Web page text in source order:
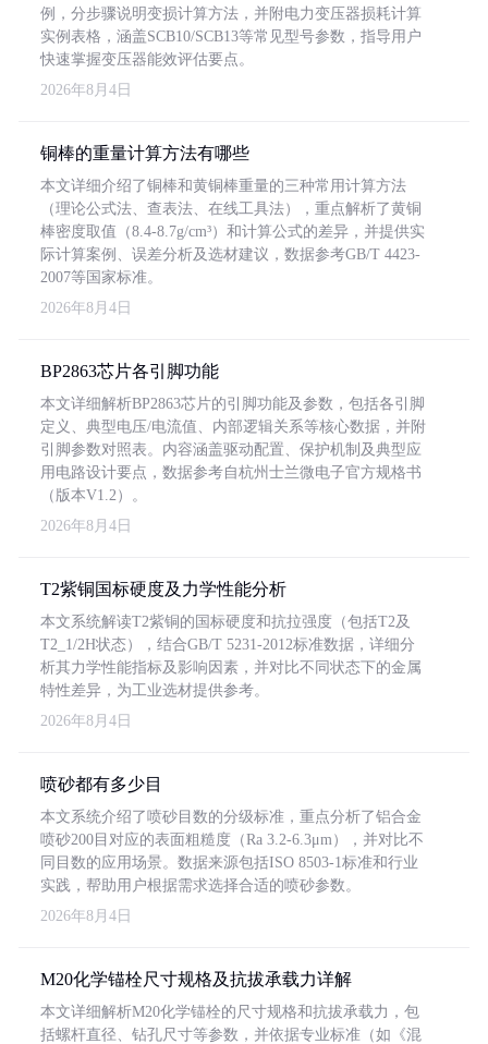
例，分步骤说明变损计算方法，并附电力变压器损耗计算
实例表格，涵盖SCB10/SCB13等常见型号参数，指导用户
快速掌握变压器能效评估要点。
2026年8月4日
铜棒的重量计算方法有哪些
本文详细介绍了铜棒和黄铜棒重量的三种常用计算方法
（理论公式法、查表法、在线工具法），重点解析了黄铜
棒密度取值（8.4-8.7g/cm³）和计算公式的差异，并提供实
际计算案例、误差分析及选材建议，数据参考GB/T 4423-
2007等国家标准。
2026年8月4日
BP2863芯片各引脚功能
本文详细解析BP2863芯片的引脚功能及参数，包括各引脚
定义、典型电压/电流值、内部逻辑关系等核心数据，并附
引脚参数对照表。内容涵盖驱动配置、保护机制及典型应
用电路设计要点，数据参考自杭州士兰微电子官方规格书
（版本V1.2）。
2026年8月4日
T2紫铜国标硬度及力学性能分析
本文系统解读T2紫铜的国标硬度和抗拉强度（包括T2及
T2_1/2H状态），结合GB/T 5231-2012标准数据，详细分
析其力学性能指标及影响因素，并对比不同状态下的金属
特性差异，为工业选材提供参考。
2026年8月4日
喷砂都有多少目
本文系统介绍了喷砂目数的分级标准，重点分析了铝合金
喷砂200目对应的表面粗糙度（Ra 3.2-6.3μm），并对比不
同目数的应用场景。数据来源包括ISO 8503-1标准和行业
实践，帮助用户根据需求选择合适的喷砂参数。
2026年8月4日
M20化学锚栓尺寸规格及抗拔承载力详解
本文详细解析M20化学锚栓的尺寸规格和抗拔承载力，包
括螺杆直径、钻孔尺寸等参数，并依据专业标准（如《混